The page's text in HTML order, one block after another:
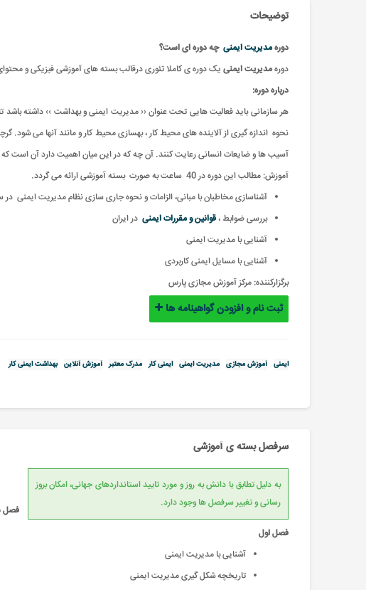
توضیحات
دورهمدیریت ایمنی چه دوره ای است؟
دورهمدیریت ایمنی یک دوره ی کاملا تئوری درقالب بسته های آموزشی فیزیکی و
درباره دوره:
هر سازمانی باید فعالیت هایی تحت عنوان ‹‹ مدیریت ایمنی و بهداشت ›› داشته باشد
نحوه اندازه گیری از آلاینده های محیط کار ، بهسازی محیط کار و مانند آنها می شود.
آسیب ها و ضایعات انسانی رعایت کنند. آن چه که در این میان اهمیت دارد آن است که
آموزش: مطالب این دوره در 40 ساعت به صورت بسته آموزشی ارائه می گردد
.
آشناسازی مخاطبان با مبانی، الزامات و نحوه جاری سازی نظام مدیریت ایمنی در
بررسی ضوابط ،قوانین و مقررات ایمنی در ایران
آشنایی با مدیریت ایمنی
آشنایی با مسایل ایمنی کاربردی
برگزارکننده: مرکز آموزش مجازی پارس
ثبت نام و افزودن گواهینامه ها
ایمنی آموزش مجازی مدیریت ایمنی ایمنی کار مدرک معتبر آموزش آنلاین بهداشت ایمنی کار
سرفصل بسته ی آموزشی
به دلیل تطابق با دانش به روز و مورد تایید استانداردهای جهانی، امکان بروز
رسانی و تغییر سرفصل ها وجود دارد.
فصل اول
آشنایی با مدیریت ایمنی
تاریخچه شکل گیری مدیریت ایمنی
فصل